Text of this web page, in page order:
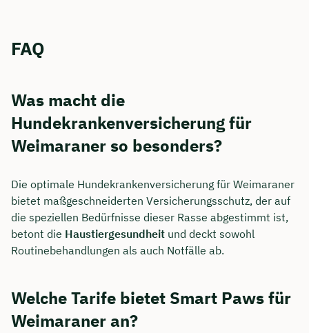
FAQ
Was macht die
Hundekrankenversicherung für
Weimaraner so besonders?
Die optimale Hundekrankenversicherung für Weimaraner
bietet maßgeschneiderten Versicherungsschutz, der auf
die speziellen Bedürfnisse dieser Rasse abgestimmt ist,
betont die Haustiergesundheit und deckt sowohl
Routinebehandlungen als auch Notfälle ab.
Welche Tarife bietet Smart Paws für
Weimaraner an?